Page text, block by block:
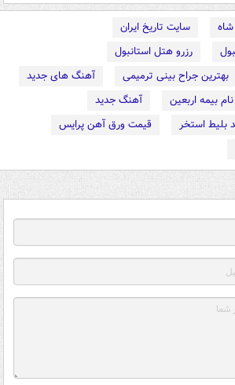
سایت تاریخ ایران
رزرو هتل استانبول
بهترین جراح بینی ترمیمی
آهنگ های جدید
بیمه اربعین
آهنگ جدید
بلیط استخر
قیمت ورق آهن پرایس